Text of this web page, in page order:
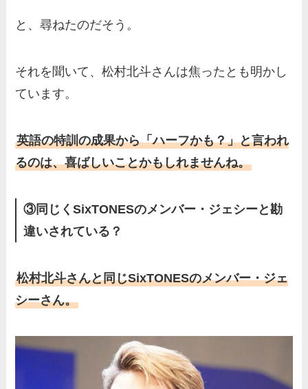
と、尋ねたのだそう。
それを聞いて、松村北斗さんは焦ったとも明かし
ています。
英語の特訓の成果から「ハーフかも？」と言われ
るのは、喜ばしいことかもしれませんね。
③同じくSixTONESのメンバー・ジェシーと勘
違いされている？
松村北斗さんと同じSixTONESのメンバー・ジェ
シーさん。